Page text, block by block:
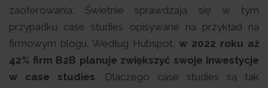
zaoferowania. Świetnie sprawdzają się w tym
przypadku case studies opisywane na przykład na
firmowym blogu. Według Hubspot,w 2022 roku aż
42% firm B2B planuje zwiększyć swoje inwestycje
w case studies. Dlaczego case studies są tak